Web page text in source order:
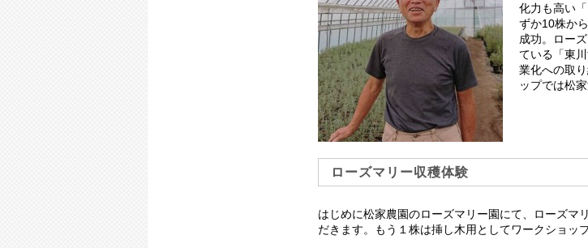
化力も高い
ずか10株か
成功。ロー
ている「東
業化への取
ップでは松
ローズマリー収穫体験
はじめに松家農園のローズマリー園にて、ローズマ
だきます。もう１株は挿し木用としてワークショッ